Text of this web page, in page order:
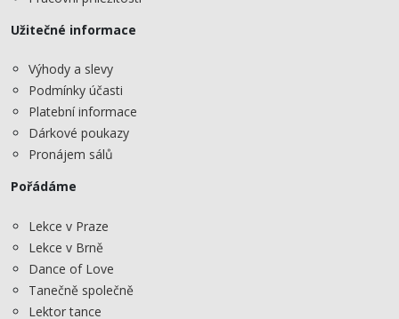
Užitečné informace
Výhody a slevy
Podmínky účasti
Platební informace
Dárkové poukazy
Pronájem sálů
Pořádáme
Lekce v Praze
Lekce v Brně
Dance of Love
Tanečně společně
Lektor tance